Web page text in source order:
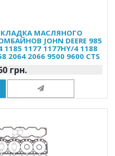
МАСЛЯНОГО
JOHN DEERE 985
1185 1177 1177HY/4 1188
2064 2066 9500 9600 CTS
грн.